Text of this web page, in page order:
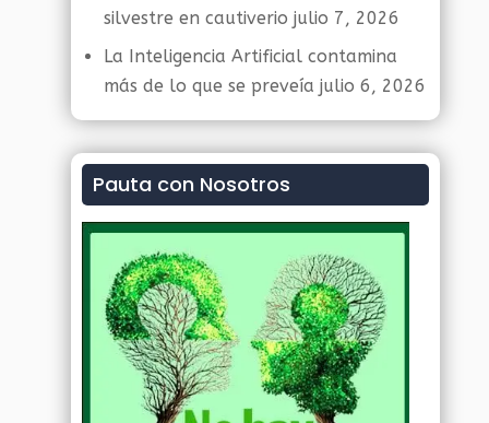
silvestre en cautiverio julio 7, 2026
La Inteligencia Artificial contamina
más de lo que se preveía julio 6, 2026
Pauta con Nosotros